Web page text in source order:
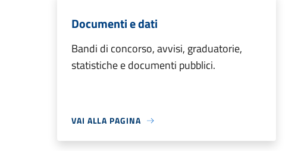
Documenti e dati
Bandi di concorso, avvisi, graduatorie,
statistiche e documenti pubblici.
VAI ALLA PAGINA